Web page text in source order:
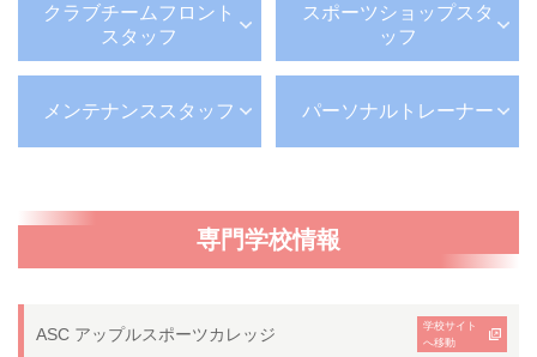
クラブチーム フロント
スタッフ
スポーツショップスタ
ッフ
メンテナンススタッフ パーソナルトレーナー
専門学校情報
ASC アップルスポーツカレッジ
学校サイト
へ移動